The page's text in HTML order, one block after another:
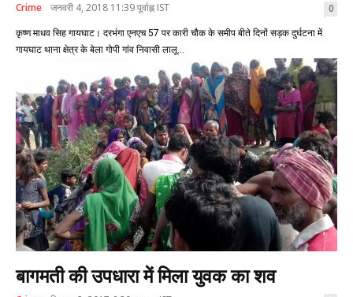
Crime जनवरी 4, 2018 11:39 पूर्वाह्न IST 0
कृष्ण माधव सिह गायघाट। दरभंगा एनएच 57 पर कारी चौक के समीप बीते दिनों सड़क दुर्घटना में
गायघाट थाना क्षेत्र के बेला गोपी गांव निवासी लालू...
बागमती की उपधारा में मिला युवक का शव